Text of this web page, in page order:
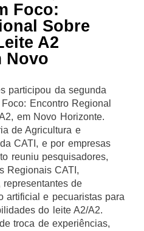
Foco:
Sobre
A2
Novo
participou da segunda
Encontro Regional
em Novo Horizonte.
de Agricultura e
CATI, e por empresas
reuniu pesquisadores,
Regionais CATI,
de
artificial e pecuaristas para
do leite A2/A2.
troca de experiências,